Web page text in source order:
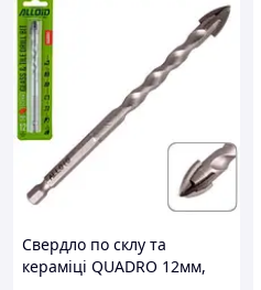
Свердло по склу та
кераміці QUADRO 12мм,